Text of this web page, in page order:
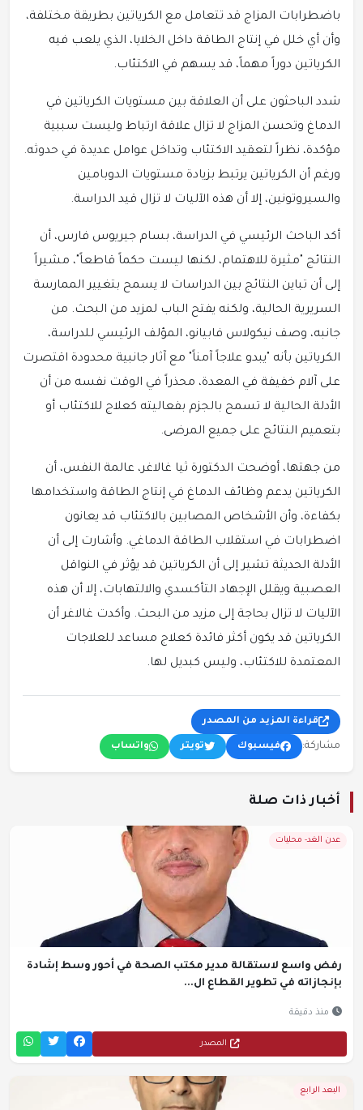
باضطرابات المزاج قد تتعامل مع الكرياتين بطريقة مختلفة،
وأن أي خلل في إنتاج الطاقة داخل الخلايا، الذي يلعب فيه
الكرياتين دوراً مهماً، قد يسهم في الاكتئاب.
شدد الباحثون على أن العلاقة بين مستويات الكرياتين في
الدماغ وتحسن المزاج لا تزال علاقة ارتباط وليست سببية
مؤكدة، نظراً لتعقيد الاكتئاب وتداخل عوامل عديدة في حدوثه.
ورغم أن الكرياتين يرتبط بزيادة مستويات الدوبامين
والسيروتونين، إلا أن هذه الآليات لا تزال قيد الدراسة.
أكد الباحث الرئيسي في الدراسة، بسام جيريوس فارس، أن
النتائج "مثيرة للاهتمام، لكنها ليست حكماً قاطعاً"، مشيراً
إلى أن تباين النتائج بين الدراسات لا يسمح بتغيير الممارسة
السريرية الحالية، ولكنه يفتح الباب لمزيد من البحث. من
جانبه، وصف نيكولاس فابيانو، المؤلف الرئيسي للدراسة،
الكرياتين بأنه "يبدو علاجاً آمناً" مع آثار جانبية محدودة اقتصرت
على آلام خفيفة في المعدة، محذراً في الوقت نفسه من أن
الأدلة الحالية لا تسمح بالجزم بفعاليته كعلاج للاكتئاب أو
بتعميم النتائج على جميع المرضى.
من جهتها، أوضحت الدكتورة ثيا غالاغر، عالمة النفس، أن
الكرياتين يدعم وظائف الدماغ في إنتاج الطاقة واستخدامها
بكفاءة، وأن الأشخاص المصابين بالاكتئاب قد يعانون
اضطرابات في استقلاب الطاقة الدماغي. وأشارت إلى أن
الأدلة الحديثة تشير إلى أن الكرياتين قد يؤثر في النواقل
العصبية ويقلل الإجهاد التأكسدي والالتهابات، إلا أن هذه
الآليات لا تزال بحاجة إلى مزيد من البحث. وأكدت غالاغر أن
الكرياتين قد يكون أكثر فائدة كعلاج مساعد للعلاجات
المعتمدة للاكتئاب، وليس كبديل لها.
قراءة المزيد من المصدر
مشاركة: فيسبوك تويتر واتساب
أخبار ذات صلة
عدن الغد- محليات
رفض واسع لاستقالة مدير مكتب الصحة في أحور وسط إشادة
بإنجازاته في تطوير القطاع ال...
منذ دقيقة
المصدر
البعد الرابع